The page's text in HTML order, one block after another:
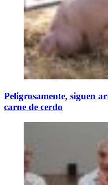
Peligrosamente, siguen
carne de cerdo